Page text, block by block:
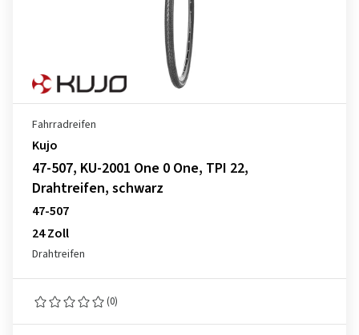
Fahrradreifen
Kujo
47-507, KU-2001 One 0 One, TPI 22,
Drahtreifen, schwarz
47-507
24 Zoll
Drahtreifen
(0)